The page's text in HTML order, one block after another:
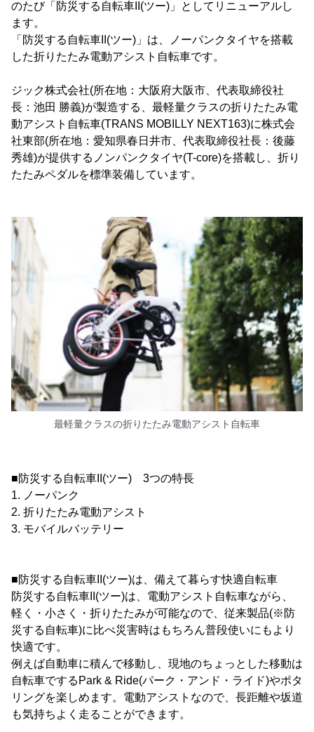
のたび「防災する自転車II(ツー)」としてリニューアルし
ます。
「防災する自転車II(ツー)」は、ノーパンクタイヤを搭載
した折りたたみ電動アシスト自転車です。
ジック株式会社(所在地：大阪府大阪市、代表取締役社
長：池田 勝義)が製造する、最軽量クラスの折りたたみ電
動アシスト自転車(TRANS MOBILLY NEXT163)に株式会
社東部(所在地：愛知県春日井市、代表取締役社長：後藤
秀雄)が提供するノンパンクタイヤ(T-core)を搭載し、折り
たたみペダルを標準装備しています。
最軽量クラスの折りたたみ電動アシスト自転車
■防災する自転車II(ツー) 3つの特長
1. ノーパンク
2. 折りたたみ電動アシスト
3. モバイルバッテリー
■防災する自転車II(ツー)は、備えて暮らす快適自転車
防災する自転車II(ツー)は、電動アシスト自転車ながら、
軽く・小さく・折りたたみが可能なので、従来製品(※防
災する自転車)に比べ災害時はもちろん普段使いにもより
快適です。
例えば自動車に積んで移動し、現地のちょっとした移動は
自転車でするPark & Ride(パーク・アンド・ライド)やポタ
リングを楽しめます。電動アシストなので、長距離や坂道
も気持ちよく走ることができます。